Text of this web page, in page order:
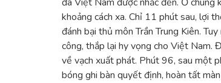
khoảng cách xa. Chỉ 11 phút sau, lợi
đánh bại thủ môn Trần Trung Kiên.
công, thắp lại hy vọng cho Việt Nam.
về vạch xuất phát. Phút 96, sau một
bóng ghi bàn quyết định, hoàn tất